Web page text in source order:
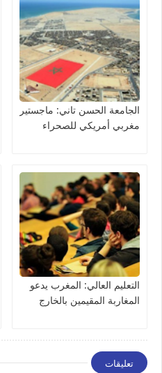
الجامعة الحسن تاني: ماجستير
مغربي أمريكي للصحراء
التعليم العالي: المغرب يدعو
المغاربة المقيمين بالخارج
تعليقات